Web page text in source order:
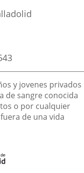
externa.externa.
y jovenes privados
de sangre conocida
o por cualquier
de una vida